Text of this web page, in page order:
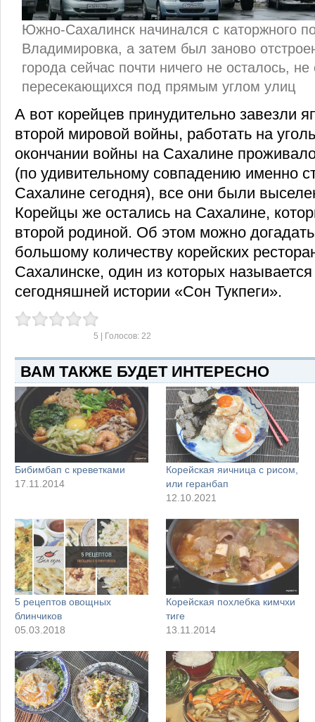
Южно-Сахалинск начинался с каторжного
Владимировка, а затем был заново
города сейчас почти ничего не осталось, не
пересекающихся под прямым углом улиц
А вот корейцев принудительно завезли
второй мировой войны, работать на
окончании войны на Сахалине
(по удивительному совпадению именно
Сахалине сегодня), все они были
Корейцы же остались на Сахалине,
второй родиной. Об этом можно
большому количеству корейских
Сахалинске, один из которых
сегодняшней истории «Сон Тукпеги».
5 | Голосов: 22
ВАМ ТАКЖЕ БУДЕТ ИНТЕРЕСНО
Бибимбап с креветками
17.11.2014
Корейская яичница с рисом,
или геранбап
12.10.2021
5 рецептов овощных
блинчиков
05.03.2018
Корейская похлебка кимчхи
тиге
13.11.2014